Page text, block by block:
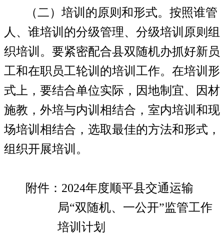
（二）培训的原则和形式。 按照谁管
人、谁培训的分级管理、分级培训原则组
织培训。要紧密配合县双随机办抓好新员
工和在职员工轮训的培训工作。在培训形
式上，要结合单位实际，因地制宜、因材
施教，外培与内训相结合，室内培训和现
场培训相结合，选取最佳的方法和形式，
组织开展培训。
附件： 2024年度顺平县交通运输
局“双随机、一公开”监管工作
培训计划